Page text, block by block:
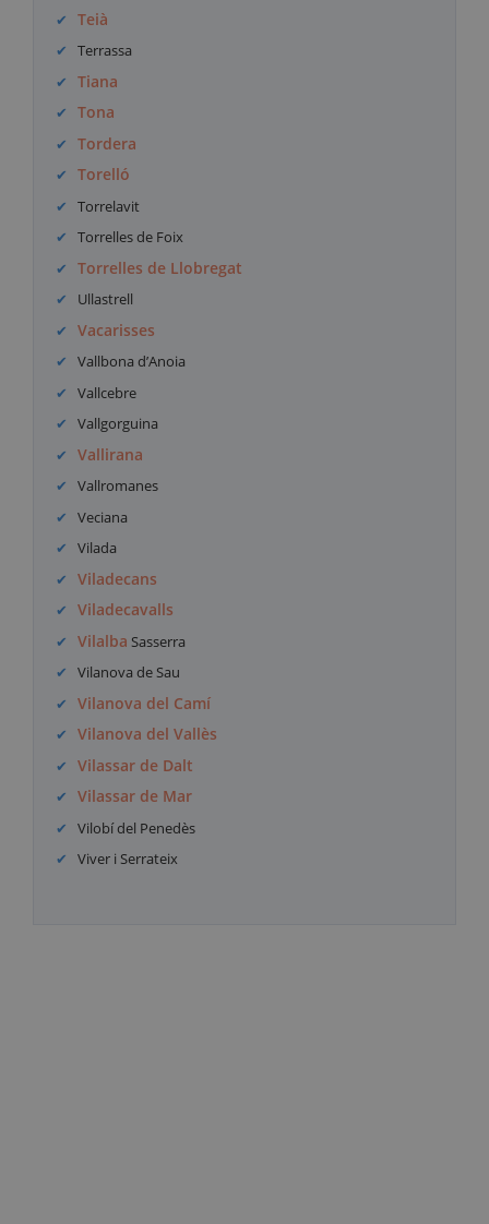
Teià
Terrassa
Tiana
Tona
Tordera
Torelló
Torrelavit
Torrelles de Foix
Torrelles de Llobregat
Ullastrell
Vacarisses
Vallbona d’Anoia
Vallcebre
Vallgorguina
Vallirana
Vallromanes
Veciana
Vilada
Viladecans
Viladecavalls
Vilalba Sasserra
Vilanova de Sau
Vilanova del Camí
Vilanova del Vallès
Vilassar de Dalt
Vilassar de Mar
Vilobí del Penedès
Viver i Serrateix